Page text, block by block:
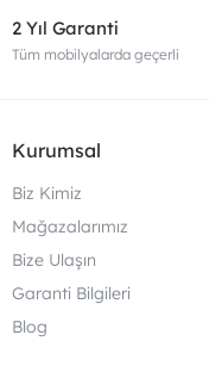
2 Yıl Garanti
Tüm mobilyalarda geçerli
Kurumsal
Biz Kimiz
Mağazalarımız
Bize Ulaşın
Garanti Bilgileri
Blog